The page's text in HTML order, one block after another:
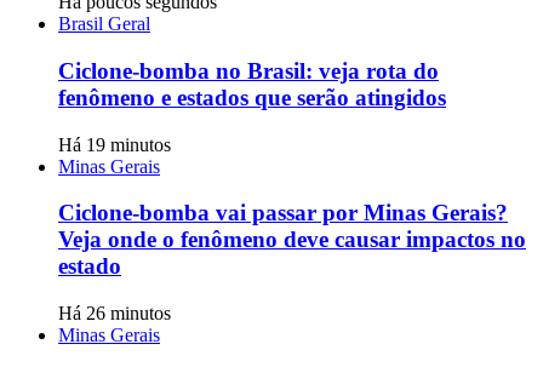
Brasil Geral
Ciclone-bomba no Brasil: veja rota do
fenômeno e estados que serão atingidos
Há 19 minutos
Minas Gerais
Ciclone-bomba vai passar por Minas Gerais?
Veja onde o fenômeno deve causar impactos no
estado
Há 26 minutos
Minas Gerais